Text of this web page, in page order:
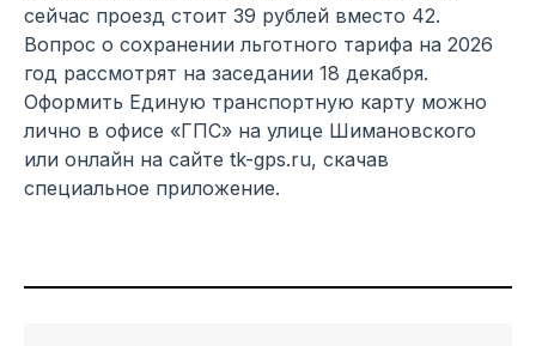
сейчас проезд стоит 39 рублей вместо 42.
Вопрос о сохранении льготного тарифа на 2026
год рассмотрят на заседании 18 декабря.
Оформить Единую транспортную карту можно
лично в офисе «ГПС» на улице Шимановского
или онлайн на сайте tk-gps.ru, скачав
специальное приложение.